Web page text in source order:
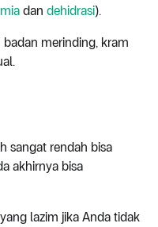
dan dehidrasi).
badan merinding, kram
sangat rendah bisa
akhirnya bisa
lazim jika Anda tidak